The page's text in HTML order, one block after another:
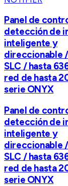
Panel de
detección de
inteligente y
direccionable /
SLC / hasta
red de hasta
serie ONYX
Panel de
detección de
inteligente y
direccionable /
SLC / hasta
red de hasta
serie ONYX